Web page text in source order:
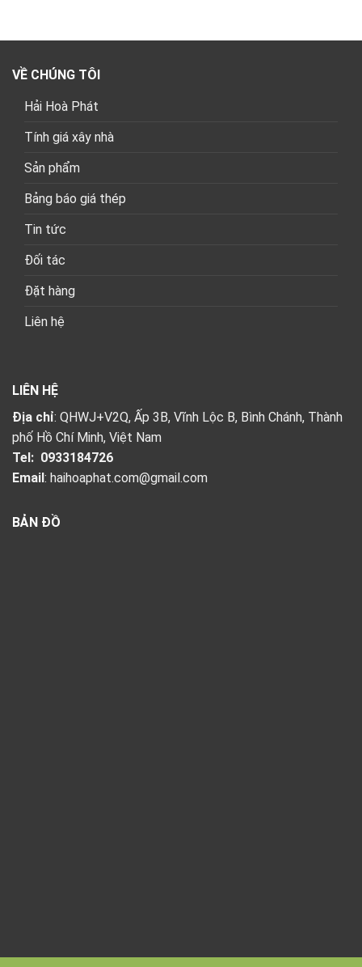
VỀ CHÚNG TÔI
Hải Hoà Phát
Tính giá xây nhà
Sản phẩm
Bảng báo giá thép
Tin tức
Đối tác
Đặt hàng
Liên hệ
LIÊN HỆ
Địa chỉ: QHWJ+V2Q, Ấp 3B, Vĩnh Lộc B, Bình Chánh, Thành
phố Hồ Chí Minh, Việt Nam
Tel: 0933184726
Email: haihoaphat.com@gmail.com
BẢN ĐỒ